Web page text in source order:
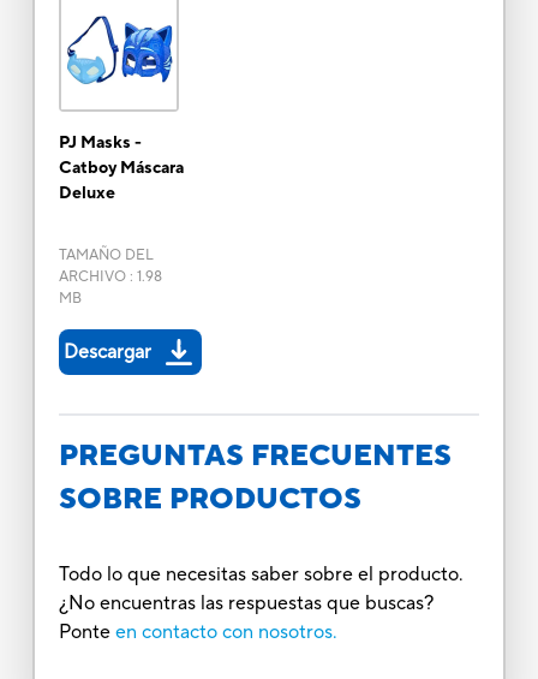
PJ Masks -
Catboy Máscara
Deluxe
TAMAÑO DEL
ARCHIVO: 1.98
MB
Descargar
PREGUNTAS FRECUENTES
SOBRE PRODUCTOS
Todo lo que necesitas saber sobre el producto.
¿No encuentras las respuestas que buscas?
Ponte en contacto con nosotros.